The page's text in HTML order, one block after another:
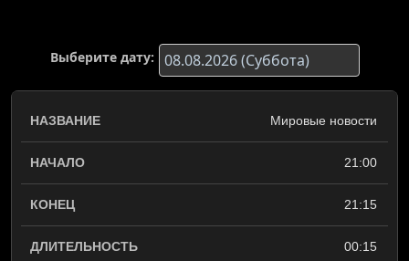
Выберите дату:
Мировые новости
21:00
21:15
00:15